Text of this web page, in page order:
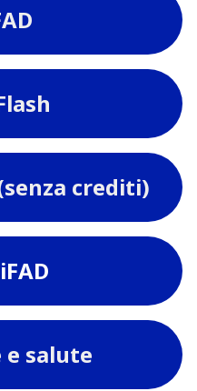
crediti)
salute